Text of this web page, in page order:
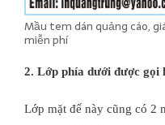
Mầu tem dán quảng cáo,
miễn phí
2. Lớp phía dưới được gọi
Lớp mặt đế này cũng có 2